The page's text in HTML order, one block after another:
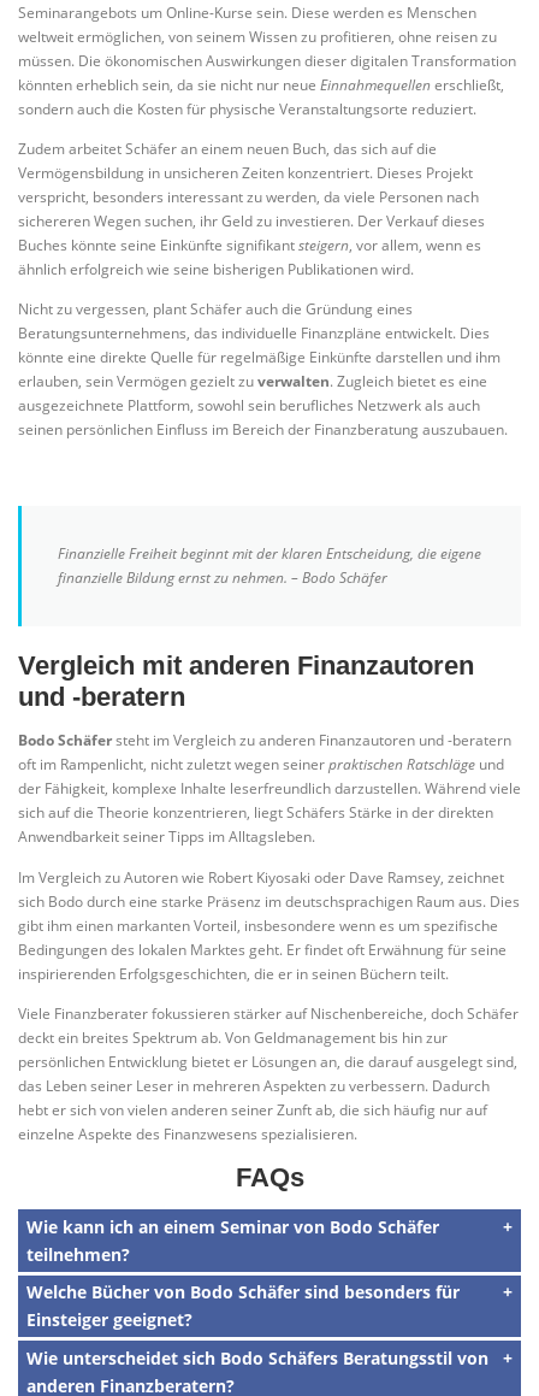
Seminarangebots um Online-Kurse sein. Diese werden es Menschen
weltweit ermöglichen, von seinem Wissen zu profitieren, ohne reisen zu
müssen. Die ökonomischen Auswirkungen dieser digitalen Transformation
könnten erheblich sein, da sie nicht nur neue Einnahmequellenerschließt,
sondern auch die Kosten für physische Veranstaltungsorte reduziert.
Zudem arbeitet Schäfer an einem neuen Buch, das sich auf die
Vermögensbildung in unsicheren Zeiten konzentriert. Dieses Projekt
verspricht, besonders interessant zu werden, da viele Personen nach
sichereren Wegen suchen, ihr Geld zu investieren. Der Verkauf dieses
Buches könnte seine Einkünfte signifikantsteigern, vor allem, wenn es
ähnlich erfolgreich wie seine bisherigen Publikationen wird.
Nicht zu vergessen, plant Schäfer auch die Gründung eines
Beratungsunternehmens, das individuelle Finanzpläne entwickelt. Dies
könnte eine direkte Quelle für regelmäßige Einkünfte darstellen und ihm
erlauben, sein Vermögen gezielt zuverwalten. Zugleich bietet es eine
ausgezeichnete Plattform, sowohl sein berufliches Netzwerk als auch
seinen persönlichen Einfluss im Bereich der Finanzberatung auszubauen.
Finanzielle Freiheit beginnt mit der klaren Entscheidung, die eigene
finanzielle Bildung ernst zu nehmen. – Bodo Schäfer
Vergleich mit anderen Finanzautoren
und -beratern
Bodo Schäfersteht im Vergleich zu anderen Finanzautoren und -beratern
oft im Rampenlicht, nicht zuletzt wegen seinerpraktischen Ratschläge und
der Fähigkeit, komplexe Inhalte leserfreundlich darzustellen. Während viele
sich auf die Theorie konzentrieren, liegt Schäfers Stärke in der direkten
Anwendbarkeit seiner Tipps im Alltagsleben.
Im Vergleich zu Autoren wie Robert Kiyosaki oder Dave Ramsey, zeichnet
sich Bodo durch eine starke Präsenz im deutschsprachigen Raum aus. Dies
gibt ihm einen markanten Vorteil, insbesondere wenn es um spezifische
Bedingungen des lokalen Marktes geht. Er findet oft Erwähnung für seine
inspirierenden Erfolgsgeschichten, die er in seinen Büchern teilt.
Viele Finanzberater fokussieren stärker auf Nischenbereiche, doch Schäfer
deckt ein breites Spektrum ab. Von Geldmanagement bis hin zur
persönlichen Entwicklung bietet er Lösungen an, die darauf ausgelegt sind,
das Leben seiner Leser in mehreren Aspekten zu verbessern. Dadurch
hebt er sich von vielen anderen seiner Zunft ab, die sich häufig nur auf
einzelne Aspekte des Finanzwesens spezialisieren.
FAQs
Wie kann ich an einem Seminar von Bodo Schäfer
teilnehmen?
Welche Bücher von Bodo Schäfer sind besonders für
Einsteiger geeignet?
Wie unterscheidet sich Bodo Schäfers Beratungsstil von
anderen Finanzberatern?